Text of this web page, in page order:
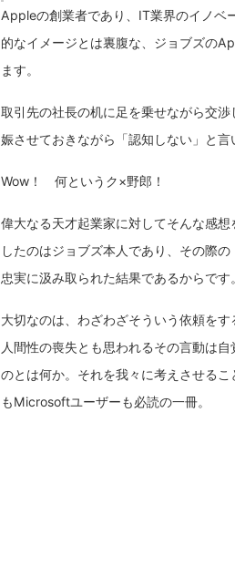
Appleの創業者であり、IT業界のイノベ
的なイメージとは裏腹な、ジョブズの
ます。
取引先の社長の机に足を乗せながら交
娠させておきながら「認知しない」と言
Wow！ 何というク×野郎！
偉大なる天才起業家に対してそんな感
したのはジョブズ本人であり、その際
忠実に汲み取られた結果であるからです。
大切なのは、わざわざそういう依頼を
人間性の喪失とも思われるその言動は
のとは何か。それを我々に考えさせる
もMicrosoftユーザーも必読の一冊。